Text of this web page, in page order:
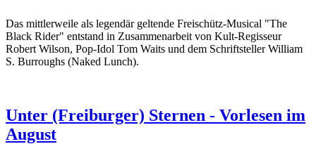
Das mittlerweile als legendär geltende Freischütz-Musical "The
Black Rider" entstand in Zusammenarbeit von Kult-Regisseur
Robert Wilson, Pop-Idol Tom Waits und dem Schriftsteller William
S. Burroughs (Naked Lunch).
Unter (Freiburger) Sternen - Vorlesen im
August